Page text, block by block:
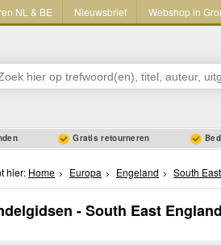
NL & BE Nieuwsbrief Webshop in
Gratis retourneren
hier: Home Europa Engeland South
- South East England